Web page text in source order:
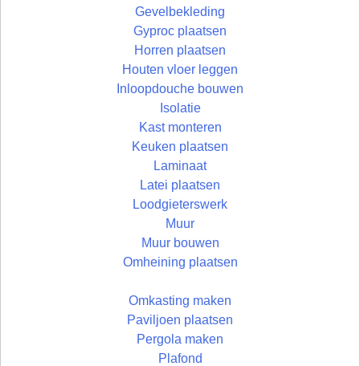
Gevelbekleding
Gyproc plaatsen
Horren plaatsen
Houten vloer leggen
Inloopdouche bouwen
Isolatie
Kast monteren
Keuken plaatsen
Laminaat
Latei plaatsen
Loodgieterswerk
Muur
Muur bouwen
Omheining plaatsen
Omkasting maken
Paviljoen plaatsen
Pergola maken
Plafond